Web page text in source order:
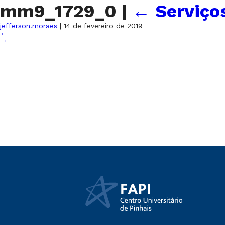
mm9_1729_0 | ←
jefferson.moraes | 14 de fevereiro de 2019
←
→